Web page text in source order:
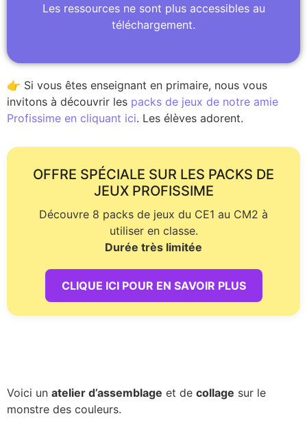
Les ressources ne sont plus accessibles au
téléchargement.
👉 Si vous êtes enseignant en primaire, nous vous
invitons à découvrir les packs de jeux de notre amie
Profissime en cliquant ici. Les élèves adorent.
OFFRE SPÉCIALE SUR LES PACKS DE
JEUX PROFISSIME
Découvre 8 packs de jeux du CE1 au CM2 à
utiliser en classe.
Durée très limitée
CLIQUE ICI POUR EN SAVOIR PLUS
Voici un atelier d’assemblage et de collage sur le
monstre des couleurs.